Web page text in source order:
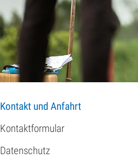
Kontakt und Anfahrt
Kontaktformular
Datenschutz